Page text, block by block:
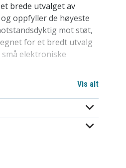
brede utvalget av
oppfyller de høyeste
mot støt,
for et bredt utvalg
elektroniske
Vis alt